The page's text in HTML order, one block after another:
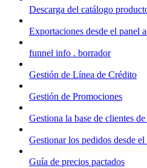
Descarga del catálogo
Exportaciones desde el panel
funnel info . borrador
Gestión de Línea de Crédito
Gestión de Promociones
Gestiona la base de clientes
Gestionar los pedidos desde
Guía de precios pactados